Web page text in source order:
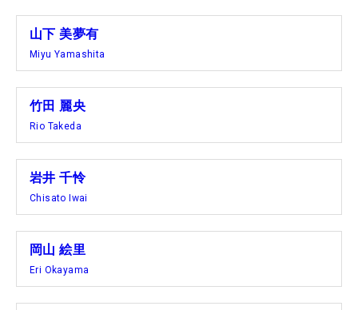
外で（日本勢が）徐々に通用するようになってきて
いるのも、素晴らしい選手が増えているからと感じ
る」と、2年連続で日本ツアー女王を戴冠した山下
は話す。2019年大会を制した、渋野日向子以来
の“シンデレラ”誕生に向けて、最高の滑り出しにな
山下 美夢有
Miyu Yamashita
竹田 麗央
Rio Takeda
岩井 千怜
Chisato Iwai
岡山 絵里
Eri Okayama